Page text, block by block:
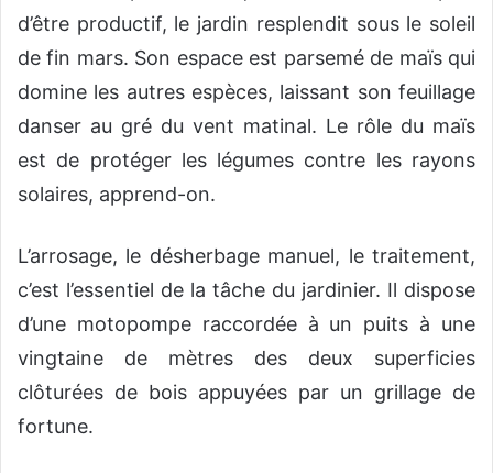
d’être productif, le jardin resplendit sous le soleil
de fin mars. Son espace est parsemé de maïs qui
domine les autres espèces, laissant son feuillage
danser au gré du vent matinal. Le rôle du maïs
est de protéger les légumes contre les rayons
solaires, apprend-on.
L’arrosage, le désherbage manuel, le traitement,
c’est l’essentiel de la tâche du jardinier. Il dispose
d’une motopompe raccordée à un puits à une
vingtaine de mètres des deux superficies
clôturées de bois appuyées par un grillage de
fortune.